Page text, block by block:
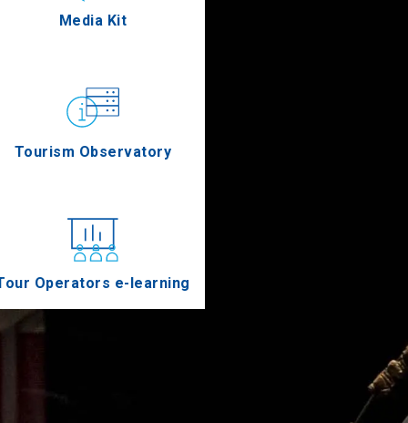
Media Kit
Tourism Observatory
Operators e-learning